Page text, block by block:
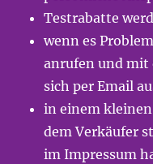
Testrabatte
wenn es
anrufen und mit
sich per Email
in einem
dem Verkäufer
im Impressum